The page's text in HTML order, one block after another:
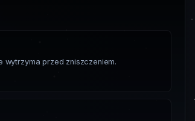
wytrzyma przed zniszczeniem.